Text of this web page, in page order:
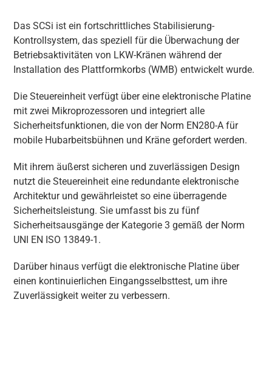
Das SCSi ist ein fortschrittliches Stabilisierung-
Kontrollsystem, das speziell für die Überwachung der
Betriebsaktivitäten von LKW-Kränen während der
Installation des Plattformkorbs (WMB) entwickelt wurde.
Die Steuereinheit verfügt über eine elektronische Platine
mit zwei Mikroprozessoren und integriert alle
Sicherheitsfunktionen, die von der Norm EN280-A für
mobile Hubarbeitsbühnen und Kräne gefordert werden.
Mit ihrem äußerst sicheren und zuverlässigen Design
nutzt die Steuereinheit eine redundante elektronische
Architektur und gewährleistet so eine überragende
Sicherheitsleistung. Sie umfasst bis zu fünf
Sicherheitsausgänge der Kategorie 3 gemäß der Norm
UNI EN ISO 13849-1.
Darüber hinaus verfügt die elektronische Platine über
einen kontinuierlichen Eingangsselbsttest, um ihre
Zuverlässigkeit weiter zu verbessern.